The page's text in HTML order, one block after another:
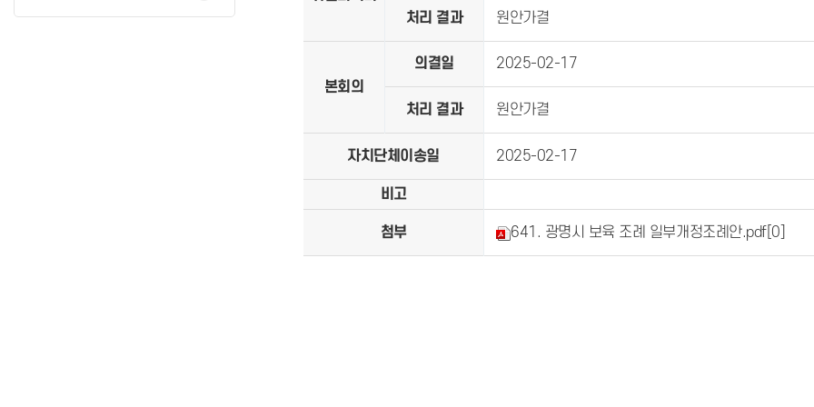
처리 결과
원안가결
본회의
의결일 2025-02-17
처리 결과 원안가결
자치단체이송일 2025-02-17
비고
첨부 641. 광명시 보육 조례 일부개정조례안.pdf[0]